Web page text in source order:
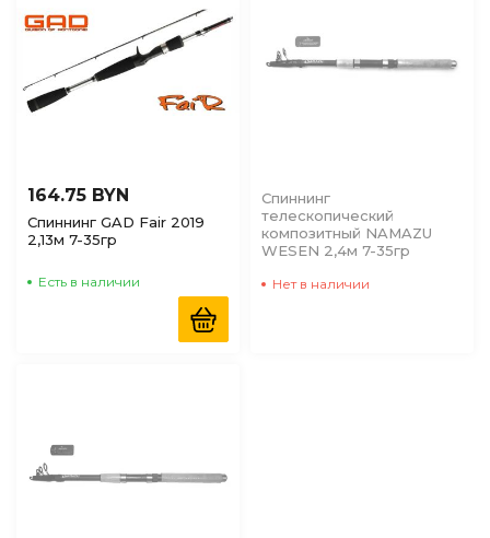
164.75 BYN
Спиннинг GAD Fair 2019
2,13м 7-35гр
Есть в наличии
Спиннинг
телескопический
композитный NAMAZU
WESEN 2,4м 7-35гр
Нет в наличии